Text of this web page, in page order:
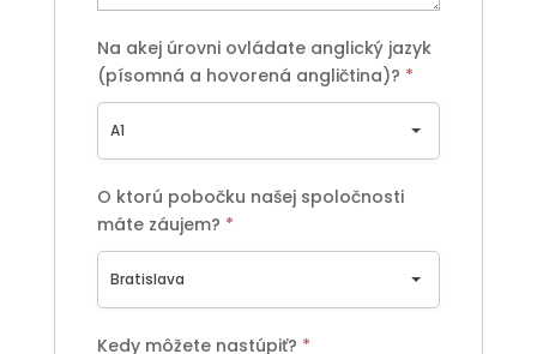
Na akej úrovni ovládate anglický jazyk
(písomná a hovorená angličtina)? *
A1
O ktorú pobočku našej spoločnosti
máte záujem? *
Bratislava
Kedy môžete nastúpiť? *